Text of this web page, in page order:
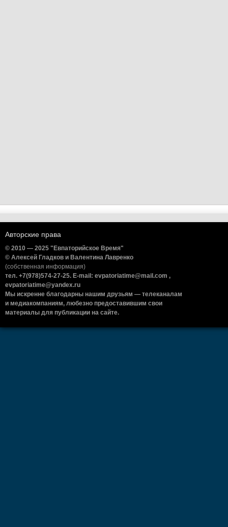
Авторские права
© 2010 — 2025 "Евпаторийское Время"
© Алексей Гладков и Валентина Лавренко
(собственная информация)
тел. +7(978)574-27-25. E-mail: evpatoriatime@mail.com ,
evpatoriatime@yandex.ru
Мы искренне благодарны нашим друзьям — телеканалам
и медиакомпаниям, любезно предоставившим свои
материалы для публикации на сайте.